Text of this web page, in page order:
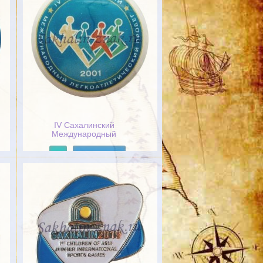
IV Сахалинский
Международный
2001